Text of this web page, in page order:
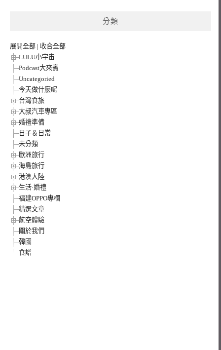
分類
展開全部 | 收合全部
LULU小宇宙
Podcast大來賓
Uncategoried
今天做什麼呢
台灣食旅
大叔汽車專區
婚禮準備
日子＆日常
未分類
歐洲旅行
海島旅行
港澳大陸
生活·婚禮
福建OPPO專欄
精選文章
航空體驗
關於我們
韓國
食譜